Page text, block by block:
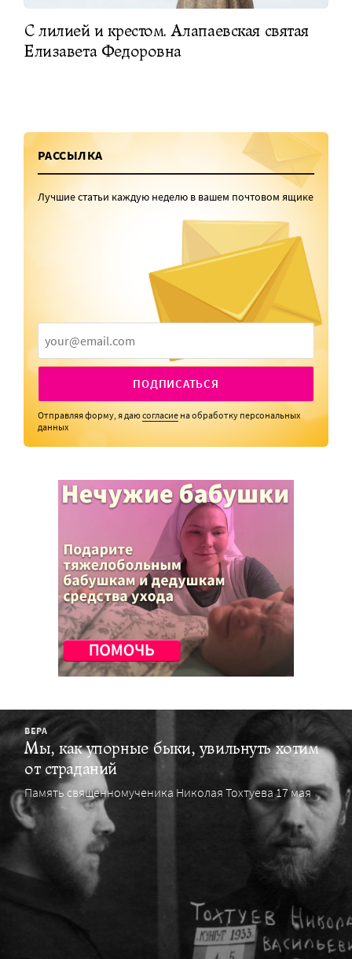
С лилией и крестом. Алапаевская святая
Елизавета Федоровна
РАССЫЛКА
Лучшие статьи каждую неделю в вашем почтовом ящике
ПОДПИСАТЬСЯ
Отправляя форму, я даюсогласие на обработку персональных
данных
ВЕРА
Мы, как упор­ные бы­ки, увиль­нуть хо­тим
от стра­да­ний
Память священномученика Николая Тохтуева 17 мая